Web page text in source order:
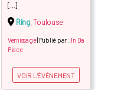
[…]
Ring,Toulouse
Vernissage| Publié par : In Da
Place
VOIR L'ÉVÉNEMENT